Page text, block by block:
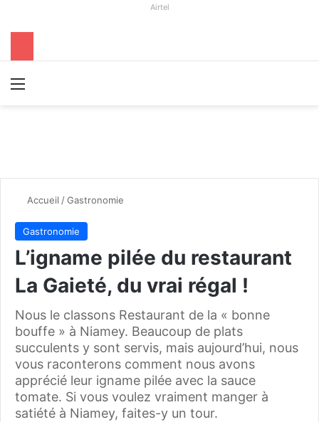
Airtel
Accueil /Gastronomie
Gastronomie
L’igname pilée du restaurant
La Gaieté, du vrai régal !
Nous le classons Restaurant de la « bonne
bouffe » à Niamey. Beaucoup de plats
succulents y sont servis, mais aujourd’hui, nous
vous raconterons comment nous avons
apprécié leur igname pilée avec la sauce
tomate. Si vous voulez vraiment manger à
satiété à Niamey, faites-y un tour.